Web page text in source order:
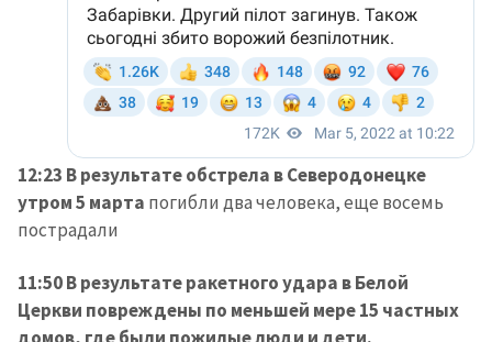
12:23 В результате обстрела в Северодонецке
утром 5 марта погибли два человека, еще восемь
пострадали
11:50 В результате ракетного удара в Белой
Церкви повреждены по меньшей мере 15 частных